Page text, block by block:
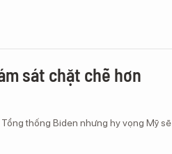
sát chặt chẽ hơn
thống Biden nhưng hy vọng Mỹ sẽ